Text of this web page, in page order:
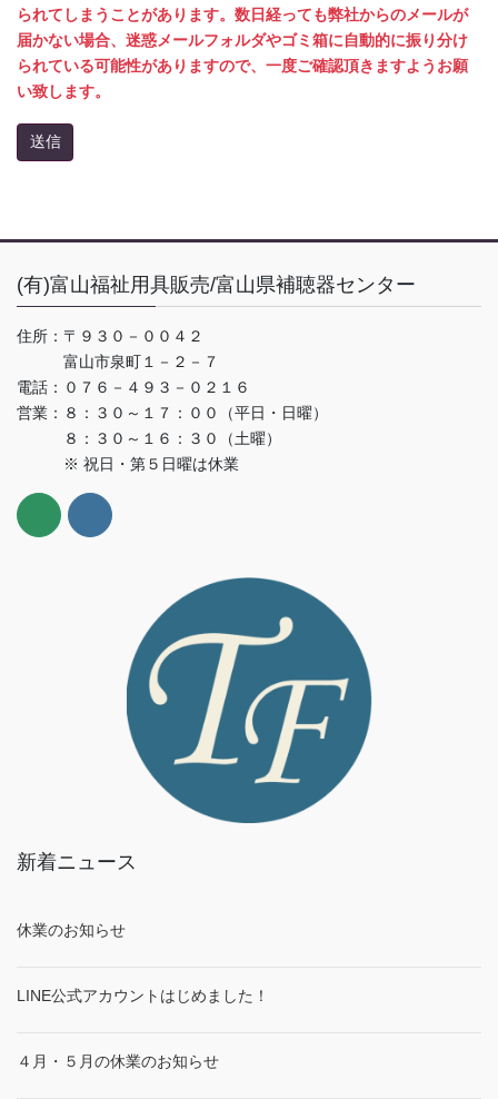
られてしまうことがあります。数日経っても弊社からのメールが
届かない場合、迷惑メールフォルダやゴミ箱に自動的に振り分け
られている可能性がありますので、一度ご確認頂きますようお願
い致します。
(有)富山福祉用具販売/富山県補聴器センター
住所：〒９３０－００４２
富山市泉町１－２－７
電話：０７６－４９３－０２１６
営業：８：３０～１７：００（平日・日曜）
８：３０～１６：３０（土曜）
※ 祝日・第５日曜は休業
新着ニュース
休業のお知らせ
LINE公式アカウントはじめました！
４月・５月の休業のお知らせ